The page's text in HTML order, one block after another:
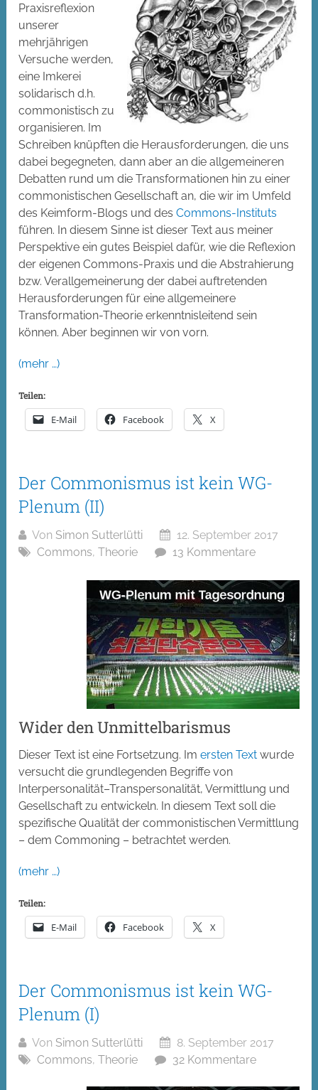
Praxisreflexion
unserer
mehrjährigen
Versuche werden,
eine Imkerei
solidarisch d.h.
commonistisch zu
organisieren. Im
Schreiben knüpften die Herausforderungen, die uns
dabei begegneten, dann aber an die allgemeineren
Debatten rund um die Transformationen hin zu einer
commonistischen Gesellschaft an, die wir im Umfeld
des Keimform-Blogs und desCommons-Instituts
führen. In diesem Sinne ist dieser Text aus meiner
Perspektive ein gutes Beispiel dafür, wie die Reflexion
der eigenen Commons-Praxis und die Abstrahierung
bzw. Verallgemeinerung der dabei auftretenden
Herausforderungen für eine allgemeinere
Transformation-Theorie erkenntnisleitend sein
können. Aber beginnen wir von vorn.
(mehr …)
Teilen:
E-Mail Facebook X
Der Commonismus ist kein WG-
Plenum (II)
Von Simon Sutterlütti
12. September 2017
Commons,Theorie 13 Kommentare
Wider den Unmittelbarismus
Dieser Text ist eine Fortsetzung. Imersten Text wurde
versucht die grundlegenden Begriffe von
Interpersonalität–Transpersonalität, Vermittlung und
Gesellschaft zu entwickeln. In diesem Text soll die
spezifische Qualität der commonistischen Vermittlung
– dem Commoning – betrachtet werden.
(mehr …)
Teilen:
E-Mail Facebook X
Der Commonismus ist kein WG-
Plenum (I)
Von Simon Sutterlütti
8. September 2017
Commons,Theorie 32 Kommentare